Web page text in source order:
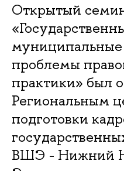
Открытый
муниципальные
проблемы
практики» был
Региональным
подготовки
ВШЭ - Нижний